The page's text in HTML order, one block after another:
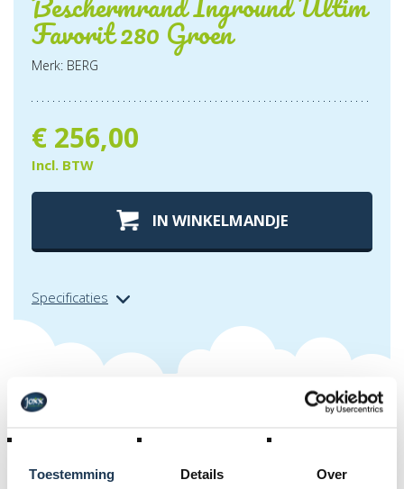
Toestemming Details Over
Favorit 280 Groen
Merk: BERG
€ 256,00
Incl. BTW
IN WINKELMANDJE
Specificaties
Extra info over beschermrand
inground ultim favorit 280 groen